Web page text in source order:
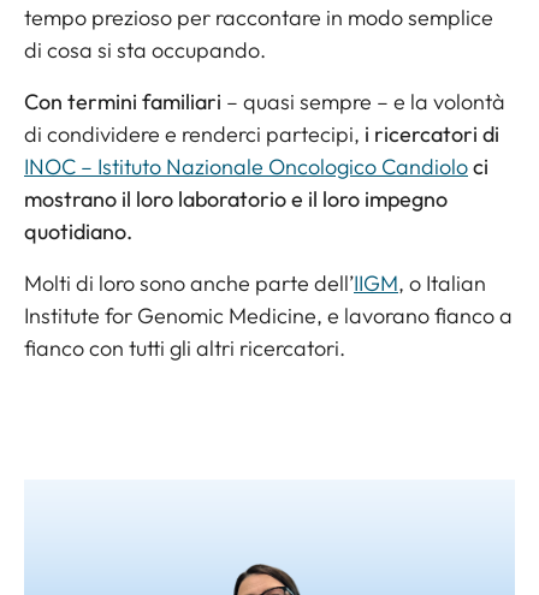
tempo prezioso per raccontare in modo semplice
di cosa si sta occupando.
Con termini familiari – quasi sempre – e la volontà
di condividere e renderci partecipi, i ricercatori di
INOC – Istituto Nazionale Oncologico Candioloci
mostrano il loro laboratorio e il loro impegno
quotidiano.
Molti di loro sono anche parte dell’IIGM, o Italian
Institute for Genomic Medicine, e lavorano fianco a
fianco con tutti gli altri ricercatori.